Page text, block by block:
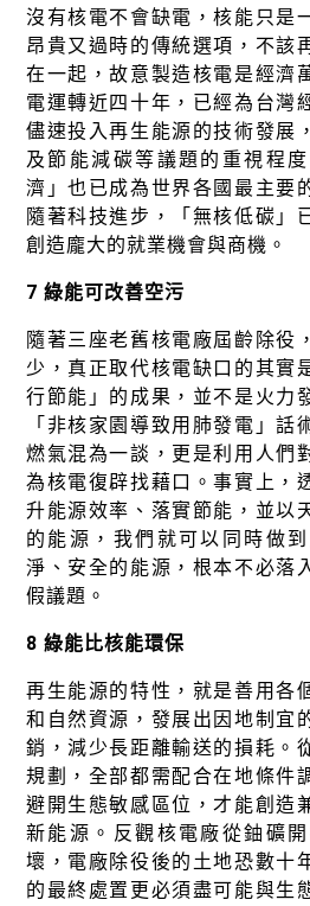
沒有核電不會缺電，核能只是
昂貴又過時的傳統選項，不該
在一起，故意製造核電是經濟
電運轉近四十年，已經為台灣
儘速投入再生能源的技術發展
及節能減碳等議題的重視程
濟」也已成為世界各國最主要
隨著科技進步，「無核低碳」
創造龐大的就業機會與商機。
7 綠能可改善空污
隨著三座老舊核電廠屆齡除役
少，真正取代核電缺口的其實
行節能」的成果，並不是火力
「非核家園導致用肺發電」話
燃氣混為一談，更是利用人們
為核電復辟找藉口。事實上，
升能源效率、落實節能，並以
的能源，我們就可以同時做
淨、安全的能源，根本不必落
假議題。
8 綠能比核能環保
再生能源的特性，就是善用各
和自然資源，發展出因地制宜
銷，減少長距離輸送的損耗。
規劃，全部都需配合在地條件
避開生態敏感區位，才能創造
新能源。反觀核電廠從鈾礦
壞，電廠除役後的土地恐數十
的最終處置更必須盡可能與生